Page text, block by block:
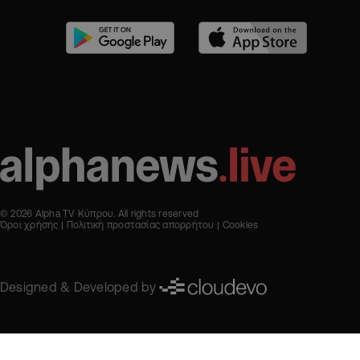
© 2026 Alpha TV Κύπρου. All rights reserved
Όροι χρήσης
Πολιτική προστασίας απορρήτου Cookies
Designed & Developed by